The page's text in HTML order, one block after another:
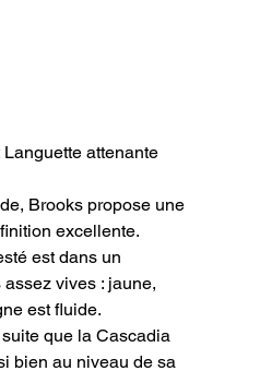
attenante
Brooks propose une
excellente.
est dans un
vives : jaune,
est fluide.
que la Cascadia
bien au niveau de sa